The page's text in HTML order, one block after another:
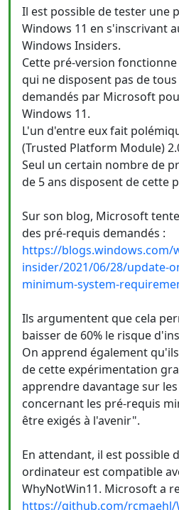
Il est possible de tester une
Windows 11 en s'inscrivant
Windows Insiders.
Cette pré-version
qui ne disposent pas de
demandés par Microsoft
Windows 11.
L'un d'entre eux fait
(Trusted Platform Module)
Seul un certain nombre de
de 5 ans disposent de cette
Sur son blog, Microsoft
des pré-requis demandés :
https://blogs.windows.com/
insider/2021/06/28/update-
minimum-system-
Ils argumentent que cela
baisser de 60% le risque
On apprend également
de cette expérimentation
apprendre davantage sur
concernant les pré-requis
être exigés à l'avenir".
En attendant, il est possible
ordinateur est compatible
WhyNotWin11. Microsoft a
https://github.com/rcmaehl/